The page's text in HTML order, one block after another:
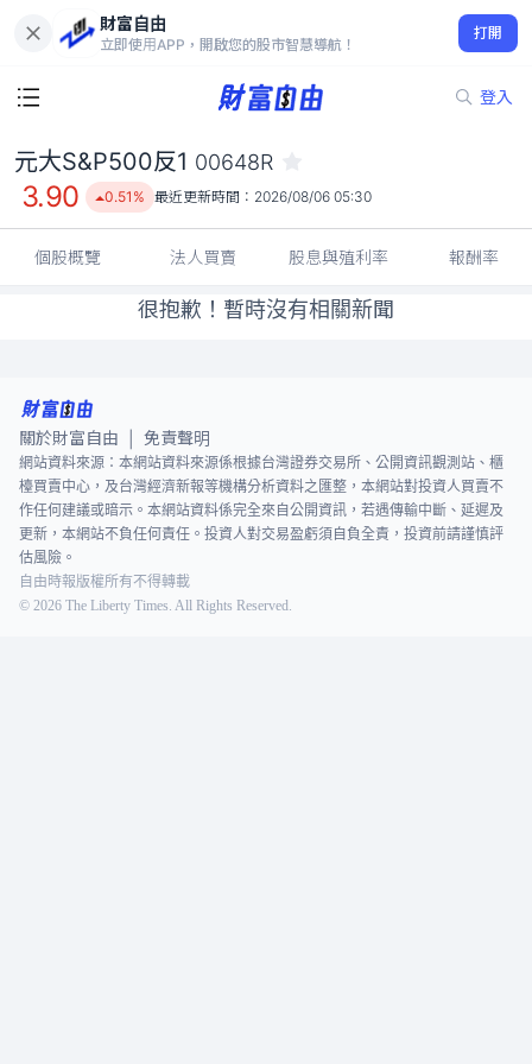
財富自由
立即使用APP，開啟您的股市智慧導航！
打開
登入
3.90
0.51%
元大S&P500反1 00648R
3.90 0.51% 最近更新時間： 2026/08/06 05:30
個股概覽 法人買賣 股息與殖利率 報酬率
很抱歉！暫時沒有相關新聞
關於財富自由 免責聲明
網站資料來源：本網站資料來源係根據台灣證券交易所、公開資訊觀測站、櫃
檯買賣中心，及台灣經濟新報等機構分析資料之匯整，本網站對投資人買賣不
作任何建議或暗示。本網站資料係完全來自公開資訊，若遇傳輸中斷、延遲及
更新，本網站不負任何責任。投資人對交易盈虧須自負全責，投資前請謹慎評
估風險。
自由時報版權所有不得轉載
© 2026 The Liberty Times. All Rights Reserved.